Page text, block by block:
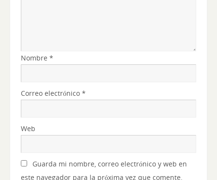
Nombre *
Correo electrónico *
Web
Guarda mi nombre, correo electrónico y web en
este navegador para la próxima vez que comente.